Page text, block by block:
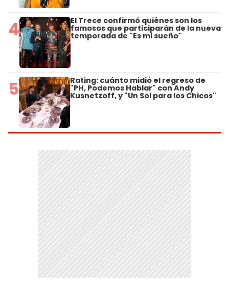
4 El Trece confirmó quiénes son los
famosos que participarán de la nueva
temporada de "Es mi sueño"
5 Rating: cuánto midió el regreso de
"PH, Podemos Hablar" con Andy
Kusnetzoff, y "Un Sol para los Chicos"